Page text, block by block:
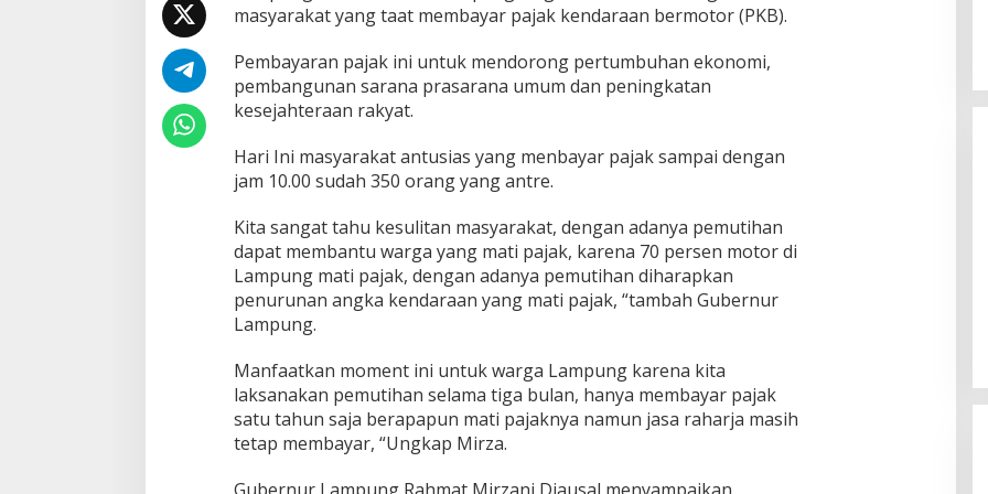
a
P
j
a
K
e
a
r
a
a
r
m
o
o
masyarakat yang taat membayar pajak kendaraan bermotor (PKB).
Pembayaran pajak ini untuk mendorong pertumbuhan ekonomi,
pembangunan sarana prasarana umum dan peningkatan
kesejahteraan rakyat.
Hari Ini masyarakat antusias yang menbayar pajak sampai dengan
jam 10.00 sudah 350 orang yang antre.
Kita sangat tahu kesulitan masyarakat, dengan adanya pemutihan
dapat membantu warga yang mati pajak, karena 70 persen motor di
Lampung mati pajak, dengan adanya pemutihan diharapkan
penurunan angka kendaraan yang mati pajak, “tambah Gubernur
Lampung.
Manfaatkan moment ini untuk warga Lampung karena kita
laksanakan pemutihan selama tiga bulan, hanya membayar pajak
satu tahun saja berapapun mati pajaknya namun jasa raharja masih
tetap membayar, “Ungkap Mirza.
Camat Kemiling Responsif Bantu
Warga Bandar Lampung Cari